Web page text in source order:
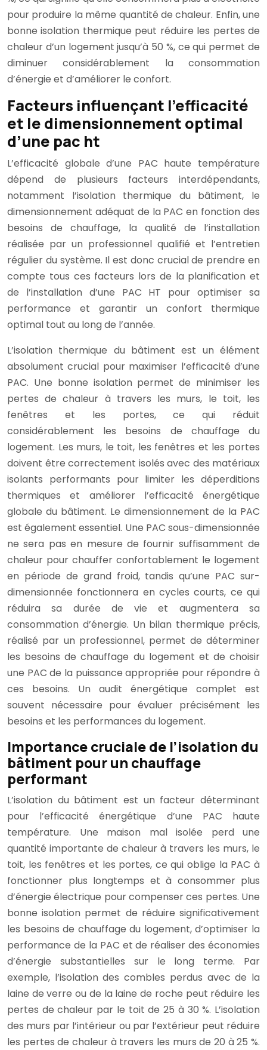
pour produire la même quantité de chaleur. Enfin, une
bonne isolation thermique peut réduire les pertes de
chaleur d’un logement jusqu’à 50 %, ce qui permet de
diminuer considérablement la consommation
d’énergie et d’améliorer le confort.
Facteurs influençant l’efficacité
et le dimensionnement optimal
d’une pac ht
L’efficacité globale d’une PAC haute température
dépend de plusieurs facteurs interdépendants,
notamment l’isolation thermique du bâtiment, le
dimensionnement adéquat de la PAC en fonction des
besoins de chauffage, la qualité de l’installation
réalisée par un professionnel qualifié et l’entretien
régulier du système. Il est donc crucial de prendre en
compte tous ces facteurs lors de la planification et
de l’installation d’une PAC HT pour optimiser sa
performance et garantir un confort thermique
optimal tout au long de l’année.
L’isolation thermique du bâtiment est un élément
absolument crucial pour maximiser l’efficacité d’une
PAC. Une bonne isolation permet de minimiser les
pertes de chaleur à travers les murs, le toit, les
fenêtres et les portes, ce qui réduit
considérablement les besoins de chauffage du
logement. Les murs, le toit, les fenêtres et les portes
doivent être correctement isolés avec des matériaux
isolants performants pour limiter les déperditions
thermiques et améliorer l’efficacité énergétique
globale du bâtiment. Le dimensionnement de la PAC
est également essentiel. Une PAC sous-dimensionnée
ne sera pas en mesure de fournir suffisamment de
chaleur pour chauffer confortablement le logement
en période de grand froid, tandis qu’une PAC sur-
dimensionnée fonctionnera en cycles courts, ce qui
réduira sa durée de vie et augmentera sa
consommation d’énergie. Un bilan thermique précis,
réalisé par un professionnel, permet de déterminer
les besoins de chauffage du logement et de choisir
une PAC de la puissance appropriée pour répondre à
ces besoins. Un audit énergétique complet est
souvent nécessaire pour évaluer précisément les
besoins et les performances du logement.
Importance cruciale de l’isolation du
bâtiment pour un chauffage
performant
L’isolation du bâtiment est un facteur déterminant
pour l’efficacité énergétique d’une PAC haute
température. Une maison mal isolée perd une
quantité importante de chaleur à travers les murs, le
toit, les fenêtres et les portes, ce qui oblige la PAC à
fonctionner plus longtemps et à consommer plus
d’énergie électrique pour compenser ces pertes. Une
bonne isolation permet de réduire significativement
les besoins de chauffage du logement, d’optimiser la
performance de la PAC et de réaliser des économies
d’énergie substantielles sur le long terme. Par
exemple, l’isolation des combles perdus avec de la
laine de verre ou de la laine de roche peut réduire les
pertes de chaleur par le toit de 25 à 30 %. L’isolation
des murs par l’intérieur ou par l’extérieur peut réduire
les pertes de chaleur à travers les murs de 20 à 25 %.